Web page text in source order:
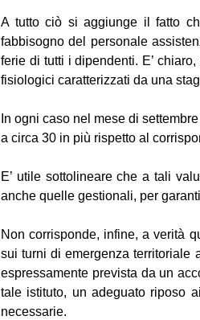
A tutto ciò si aggiunge il fatto
fabbisogno del personale
ferie di tutti i dipendenti. E’
fisiologici caratterizzati da una
In ogni caso nel mese di
a circa 30 in più rispetto al
E’ utile sottolineare che a tali
anche quelle gestionali, per
Non corrisponde, infine, a verità
sui turni di emergenza territoriale
espressamente prevista da un
tale istituto, un adeguato riposo
necessarie.